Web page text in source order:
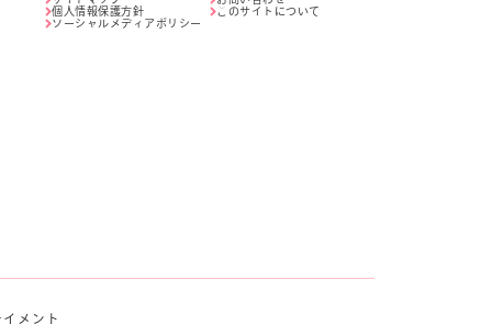
個人情報保護方針
このサイトについて
ソーシャルメディアポリシー
メント